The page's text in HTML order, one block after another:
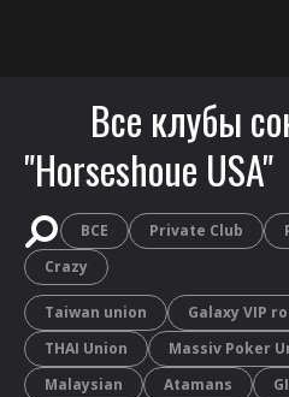
Данный сайт не является
организации азартных игр на
размещенная на сайте, носит
Предназначено для лиц старше 18
Все клубы
"Horseshoue USA"
ВСЕ Private Club
Crazy
Taiwan union Galaxy VIP
THAI Union
Massiv Poker
Malaysian
Atamans